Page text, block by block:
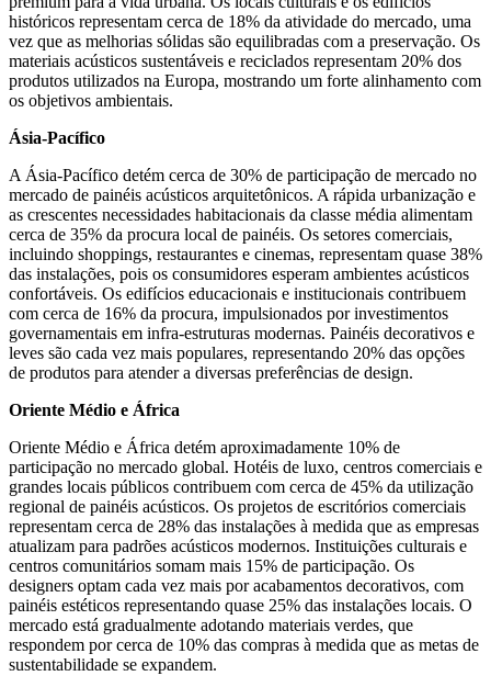
históricos representam cerca de 18% da atividade do mercado, uma
vez que as melhorias sólidas são equilibradas com a preservação. Os
materiais acústicos sustentáveis ​​e reciclados representam 20% dos
produtos utilizados na Europa, mostrando um forte alinhamento com
os objetivos ambientais.
Ásia-Pacífico
A Ásia-Pacífico detém cerca de 30% de participação de mercado no
mercado de painéis acústicos arquitetônicos. A rápida urbanização e
as crescentes necessidades habitacionais da classe média alimentam
cerca de 35% da procura local de painéis. Os setores comerciais,
incluindo shoppings, restaurantes e cinemas, representam quase 38%
das instalações, pois os consumidores esperam ambientes acústicos
confortáveis. Os edifícios educacionais e institucionais contribuem
com cerca de 16% da procura, impulsionados por investimentos
governamentais em infra-estruturas modernas. Painéis decorativos e
leves são cada vez mais populares, representando 20% das opções
de produtos para atender a diversas preferências de design.
Oriente Médio e África
Oriente Médio e África detém aproximadamente 10% de
participação no mercado global. Hotéis de luxo, centros comerciais e
grandes locais públicos contribuem com cerca de 45% da utilização
regional de painéis acústicos. Os projetos de escritórios comerciais
representam cerca de 28% das instalações à medida que as empresas
atualizam para padrões acústicos modernos. Instituições culturais e
centros comunitários somam mais 15% de participação. Os
designers optam cada vez mais por acabamentos decorativos, com
painéis estéticos representando quase 25% das instalações locais. O
mercado está gradualmente adotando materiais verdes, que
respondem por cerca de 10% das compras à medida que as metas de
sustentabilidade se expandem.